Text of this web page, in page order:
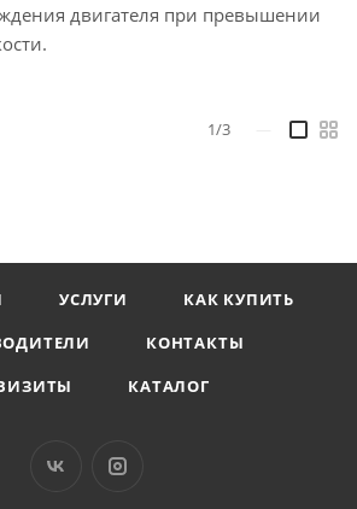
двигателя при превышении
1/3
УСЛУГИ
КАК КУПИТЬ
КОНТАКТЫ
КАТАЛОГ